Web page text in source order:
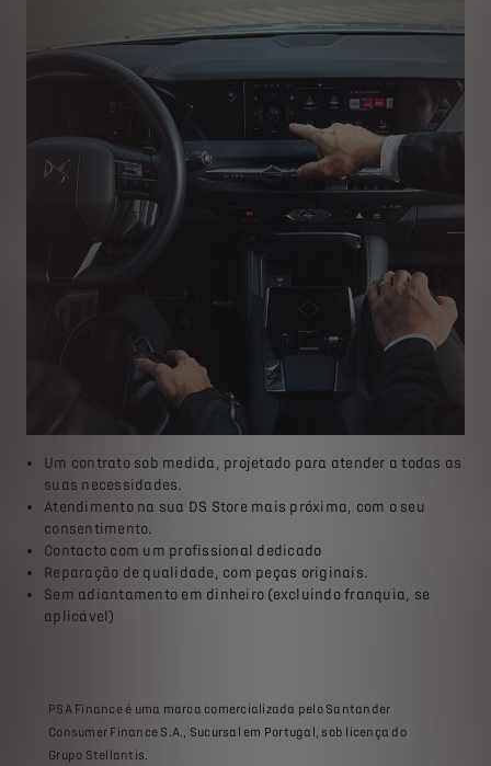
Um contrato sob medida, projetado para atender a todas as
suas necessidades.
Atendimento na sua DS Store mais próxima, com o seu
consentimento.
Contacto com um profissional dedicado
Reparação de qualidade, com peças originais.
Sem adiantamento em dinheiro (excluindo franquia, se
aplicável)
PSA Finance é uma marca comercializada pelo Santander
Consumer Finance S.A., Sucursal em Portugal, sob licença do
Grupo Stellantis.